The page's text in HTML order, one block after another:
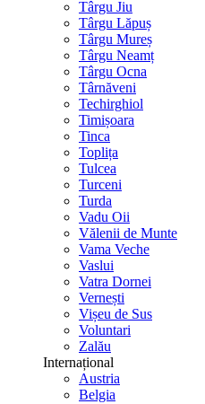
Târgu Jiu
Târgu Lăpuș
Târgu Mureș
Târgu Neamț
Târgu Ocna
Târnăveni
Techirghiol
Timișoara
Tinca
Toplița
Tulcea
Turceni
Turda
Vadu Oii
Vălenii de Munte
Vama Veche
Vaslui
Vatra Dornei
Vernești
Vișeu de Sus
Voluntari
Zalău
Internațional
Austria
Belgia